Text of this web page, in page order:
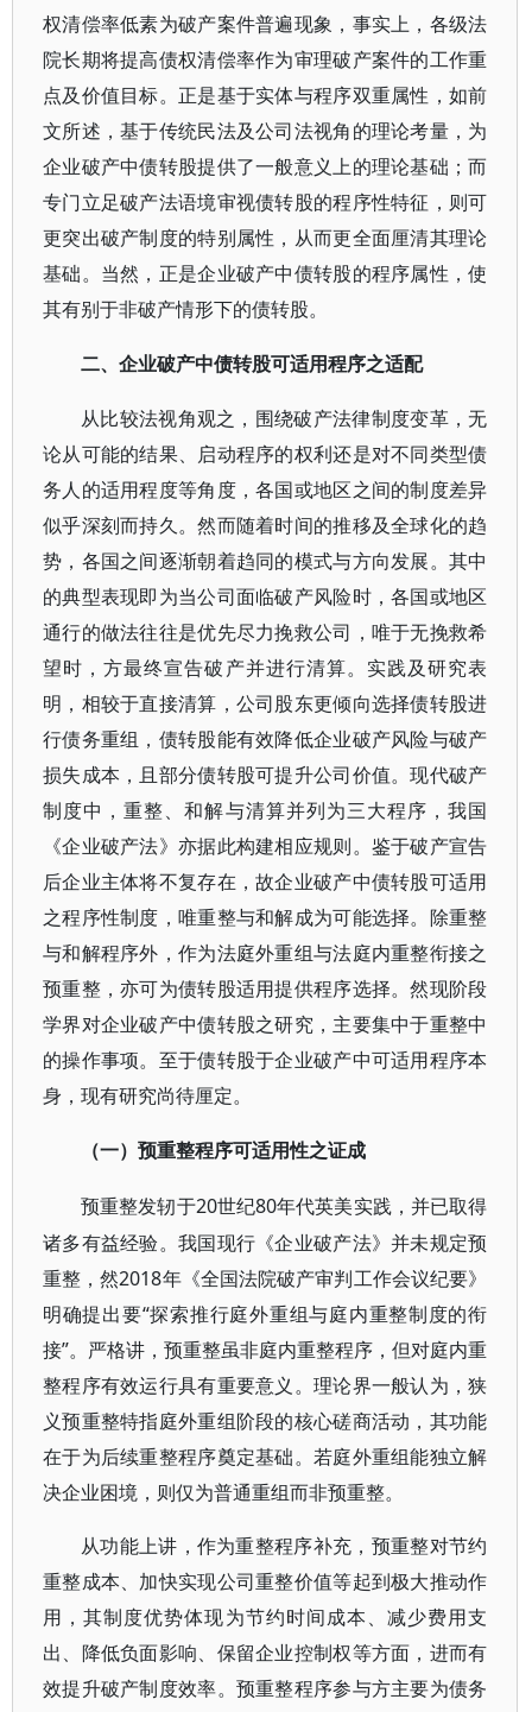
权清偿率低素为破产案件普遍现象，事实上，各级法
院长期将提高债权清偿率作为审理破产案件的工作重
点及价值目标。正是基于实体与程序双重属性，如前
文所述，基于传统民法及公司法视角的理论考量，为
企业破产中债转股提供了一般意义上的理论基础；而
专门立足破产法语境审视债转股的程序性特征，则可
更突出破产制度的特别属性，从而更全面厘清其理论
基础。当然，正是企业破产中债转股的程序属性，使
其有别于非破产情形下的债转股。
二、企业破产中债转股可适用程序之适配
从比较法视角观之，围绕破产法律制度变革，无
论从可能的结果、启动程序的权利还是对不同类型债
务人的适用程度等角度，各国或地区之间的制度差异
似乎深刻而持久。然而随着时间的推移及全球化的趋
势，各国之间逐渐朝着趋同的模式与方向发展。其中
的典型表现即为当公司面临破产风险时，各国或地区
通行的做法往往是优先尽力挽救公司，唯于无挽救希
望时，方最终宣告破产并进行清算。实践及研究表
明，相较于直接清算，公司股东更倾向选择债转股进
行债务重组，债转股能有效降低企业破产风险与破产
损失成本，且部分债转股可提升公司价值。现代破产
制度中，重整、和解与清算并列为三大程序，我国
《企业破产法》亦据此构建相应规则。鉴于破产宣告
后企业主体将不复存在，故企业破产中债转股可适用
之程序性制度，唯重整与和解成为可能选择。除重整
与和解程序外，作为法庭外重组与法庭内重整衔接之
预重整，亦可为债转股适用提供程序选择。然现阶段
学界对企业破产中债转股之研究，主要集中于重整中
的操作事项。至于债转股于企业破产中可适用程序本
身，现有研究尚待厘定。
（一）预重整程序可适用性之证成
预重整发轫于20世纪80年代英美实践，并已取得
诸多有益经验。我国现行《企业破产法》并未规定预
重整，然2018年《全国法院破产审判工作会议纪要》
明确提出要“探索推行庭外重组与庭内重整制度的衔
接”。严格讲，预重整虽非庭内重整程序，但对庭内重
整程序有效运行具有重要意义。理论界一般认为，狭
义预重整特指庭外重组阶段的核心磋商活动，其功能
在于为后续重整程序奠定基础。若庭外重组能独立解
决企业困境，则仅为普通重组而非预重整。
从功能上讲，作为重整程序补充，预重整对节约
重整成本、加快实现公司重整价值等起到极大推动作
用，其制度优势体现为节约时间成本、减少费用支
出、降低负面影响、保留企业控制权等方面，进而有
效提升破产制度效率。预重整程序参与方主要为债务